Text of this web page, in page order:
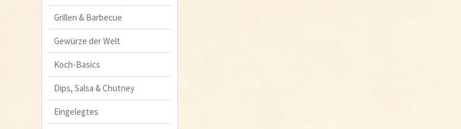
Grillen & Barbecue
Gewürze der Welt
Koch-Basics
Dips, Salsa & Chutney
Eingelegtes